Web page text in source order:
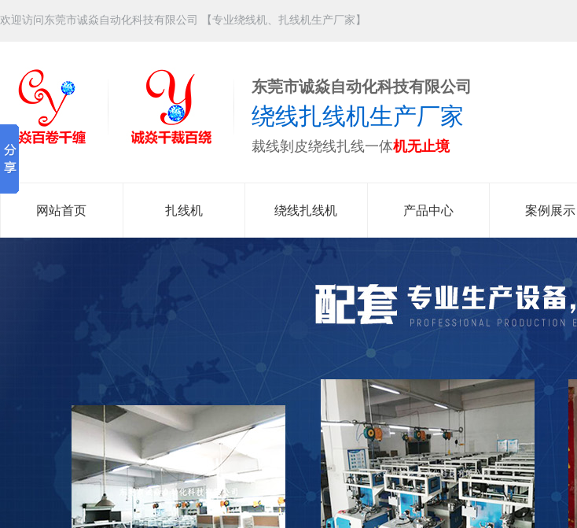
欢迎访问东莞市诚焱自动化科技有限公司 【专业绕线机、扎线机生产厂家】
东莞市诚焱自动化科技有限公司
绕线扎线机生产厂家
裁线剝皮绕线扎线一体机无止境
网站首页 扎线机 绕线扎线机 产品中心 案例展示